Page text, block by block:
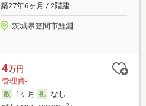
築27年6ヶ月 / 2階建
茨城県笠間市鯉淵
4万円
管理費-
1ヶ月
なし